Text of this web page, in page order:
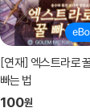
[연재] 엑스트라로
빠는 법
100원